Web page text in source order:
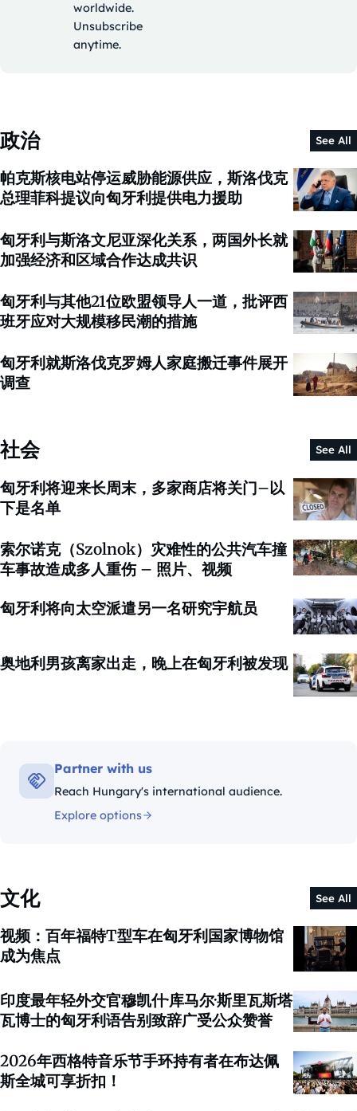
worldwide.
Unsubscribe
anytime.
政治 See All
帕克斯核电站停运威胁能源供应，斯洛伐克
总理菲科提议向匈牙利提供电力援助
匈牙利与斯洛文尼亚深化关系，两国外长就
加强经济和区域合作达成共识
匈牙利与其他21位欧盟领导人一道，批评西
班牙应对大规模移民潮的措施
匈牙利就斯洛伐克罗姆人家庭搬迁事件展开
调查
社会 See All
匈牙利将迎来长周末，多家商店将关门–以
下是名单
索尔诺克（Szolnok）灾难性的公共汽车撞
车事故造成多人重伤 – 照片、视频
匈牙利将向太空派遣另一名研究宇航员
奥地利男孩离家出走，晚上在匈牙利被发现
Partner with us
Reach Hungary's international audience.
Explore options
文化 See All
视频：百年福特T型车在匈牙利国家博物馆
成为焦点
印度最年轻外交官穆凯什·库马尔·斯里瓦斯塔
瓦博士的匈牙利语告别致辞广受公众赞誉
2026年西格特音乐节手环持有者在布达佩
斯全城可享折扣！